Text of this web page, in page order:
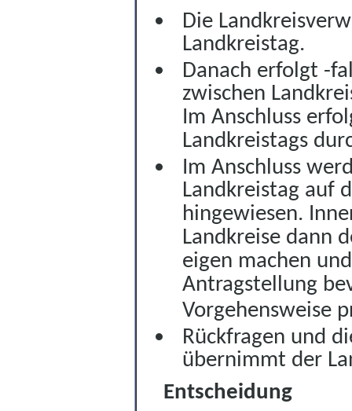
Die
Landkreistag.
Danach erfolgt -
zwischen
Im Anschluss
Landkreistags
Im Anschluss
Landkreistag auf
hingewiesen.
Landkreise dann
eigen machen
Antragstellung
Vorgehensweise
Rückfragen und
übernimmt der
Entscheidung